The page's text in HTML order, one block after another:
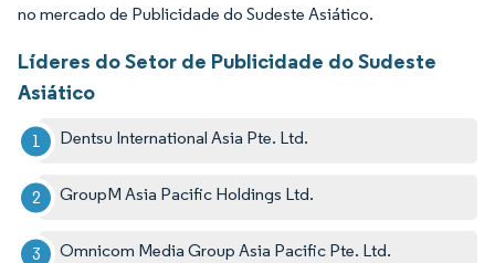
no mercado de Publicidade do Sudeste Asiático.
Líderes do Setor de Publicidade do Sudeste
Asiático
Dentsu International Asia Pte. Ltd.
GroupM Asia Pacific Holdings Ltd.
Omnicom Media Group Asia Pacific Pte. Ltd.